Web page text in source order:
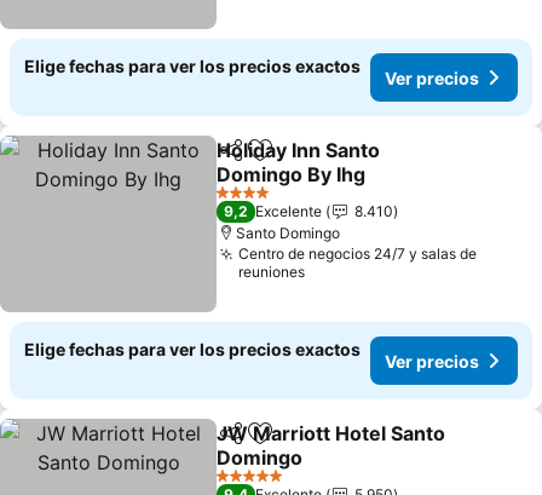
Elige fechas para ver los precios exactos
Ver precios
CompartirAgregar a favoritos
Holiday Inn Santo
Domingo By Ihg
4 Estrellas
9,2 Excelente
8.410
Santo Domingo
Centro de negocios 24/7 y salas de
reuniones
Elige fechas para ver los precios exactos
Ver precios
CompartirAgregar a favoritos
JW Marriott Hotel Santo
Domingo
5 Estrellas